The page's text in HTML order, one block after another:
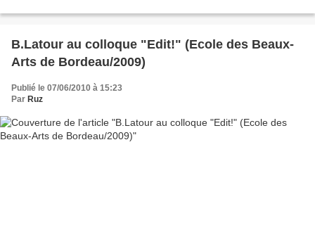
B.Latour au colloque "Edit!" (Ecole des Beaux-
Arts de Bordeau/2009)
Publié le 07/06/2010 à 15:23
Par Ruz